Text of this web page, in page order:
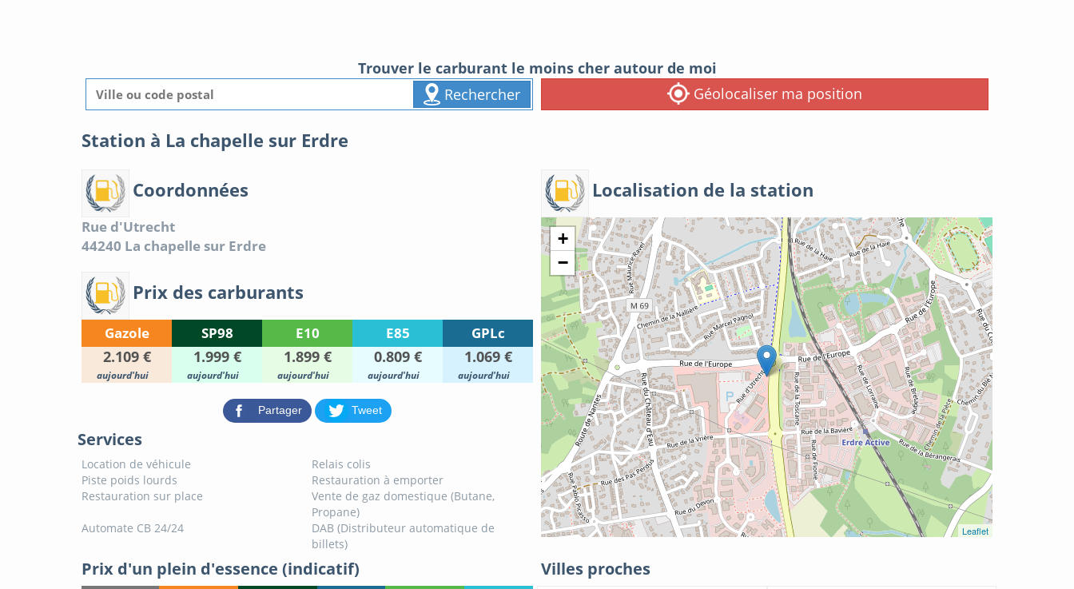
Trouver le carburant le moins cher autour de moi
Rechercher
Géolocaliser ma position
Station à La chapelle sur Erdre
Coordonnées
Rue d'Utrecht
44240 La chapelle sur Erdre
Prix des carburants
Gazole SP98 E10 E85 GPLc
2.109 € 1.999 € 1.899 € 0.809 € 1.069 €
aujourd'hui aujourd'hui aujourd'hui aujourd'hui aujourd'hui
Partager Tweet
Services
Location de véhicule
Relais colis
Piste poids lourds
Restauration à emporter
Restauration sur place
Vente de gaz domestique (Butane,
Propane)
Automate CB 24/24
DAB (Distributeur automatique de
billets)
Localisation de la station
+
−
Leaflet
Prix d'un plein d'essence (indicatif) Villes proches